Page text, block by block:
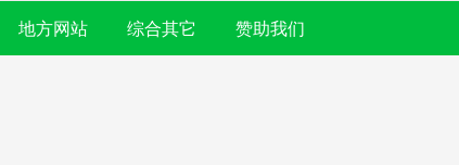
地方网站 综合其它 赞助我们